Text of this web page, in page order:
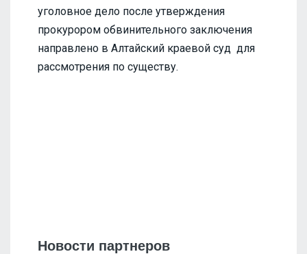
уголовное дело после утверждения
прокурором обвинительного заключения
направлено в Алтайский краевой суд для
рассмотрения по существу.
Новости партнеров